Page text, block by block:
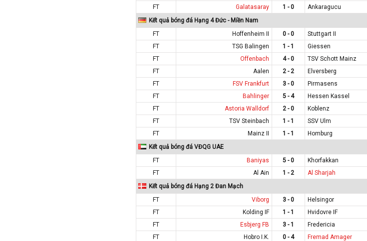
FT
Galatasaray 1 - 0 Ankaragucu
Kết quả bóng đá Hạng 4 Đức - Miền Nam
FT
Hoffenheim II 0 - 0 Stuttgart II
FT
TSG Balingen 1 - 1 Giessen
FT
Offenbach 4 - 0 TSV Schott Mainz
FT
Aalen 2 - 2 Elversberg
FT
FSV Frankfurt 3 - 0 Pirmasens
FT
Bahlinger 5 - 4 Hessen Kassel
FT
Astoria Walldorf 2 - 0 Koblenz
FT
TSV Steinbach 1 - 1 SSV Ulm
FT
Mainz II 1 - 1 Homburg
Kết quả bóng đá VĐQG UAE
FT
Baniyas 5 - 0 Khorfakkan
FT
Al Ain 1 - 2 Al Sharjah
Kết quả bóng đá Hạng 2 Đan Mạch
FT
Viborg 3 - 0 Helsingor
FT
Kolding IF 1 - 1 Hvidovre IF
FT
Esbjerg FB 3 - 1 Fredericia
FT
Hobro I.K. 0 - 4 Fremad Amager